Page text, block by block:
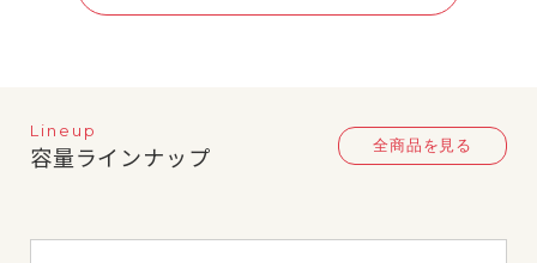
Lineup
容量ラインナップ 全商品を見る